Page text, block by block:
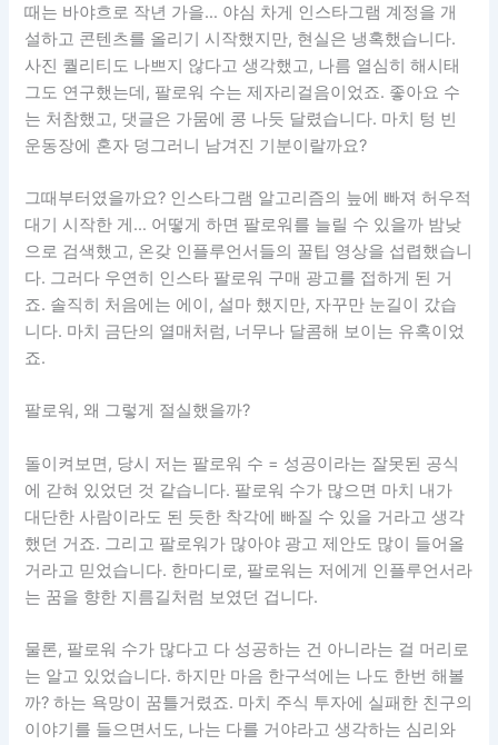
때는 바야흐로 작년 가을… 야심 차게 인스타그램 계정을 개
설하고 콘텐츠를 올리기 시작했지만, 현실은 냉혹했습니다.
사진 퀄리티도 나쁘지 않다고 생각했고, 나름 열심히 해시태
그도 연구했는데, 팔로워 수는 제자리걸음이었죠. 좋아요 수
는 처참했고, 댓글은 가뭄에 콩 나듯 달렸습니다. 마치 텅 빈
운동장에 혼자 덩그러니 남겨진 기분이랄까요?
그때부터였을까요? 인스타그램 알고리즘의 늪에 빠져 허우적
대기 시작한 게… 어떻게 하면 팔로워를 늘릴 수 있을까 밤낮
으로 검색했고, 온갖 인플루언서들의 꿀팁 영상을 섭렵했습니
다. 그러다 우연히 인스타 팔로워 구매 광고를 접하게 된 거
죠. 솔직히 처음에는 에이, 설마 했지만, 자꾸만 눈길이 갔습
니다. 마치 금단의 열매처럼, 너무나 달콤해 보이는 유혹이었
죠.
팔로워, 왜 그렇게 절실했을까?
돌이켜보면, 당시 저는 팔로워 수 = 성공이라는 잘못된 공식
에 갇혀 있었던 것 같습니다. 팔로워 수가 많으면 마치 내가
대단한 사람이라도 된 듯한 착각에 빠질 수 있을 거라고 생각
했던 거죠. 그리고 팔로워가 많아야 광고 제안도 많이 들어올
거라고 믿었습니다. 한마디로, 팔로워는 저에게 인플루언서라
는 꿈을 향한 지름길처럼 보였던 겁니다.
물론, 팔로워 수가 많다고 다 성공하는 건 아니라는 걸 머리로
는 알고 있었습니다. 하지만 마음 한구석에는 나도 한번 해볼
까? 하는 욕망이 꿈틀거렸죠. 마치 주식 투자에 실패한 친구의
이야기를 들으면서도, 나는 다를 거야라고 생각하는 심리와